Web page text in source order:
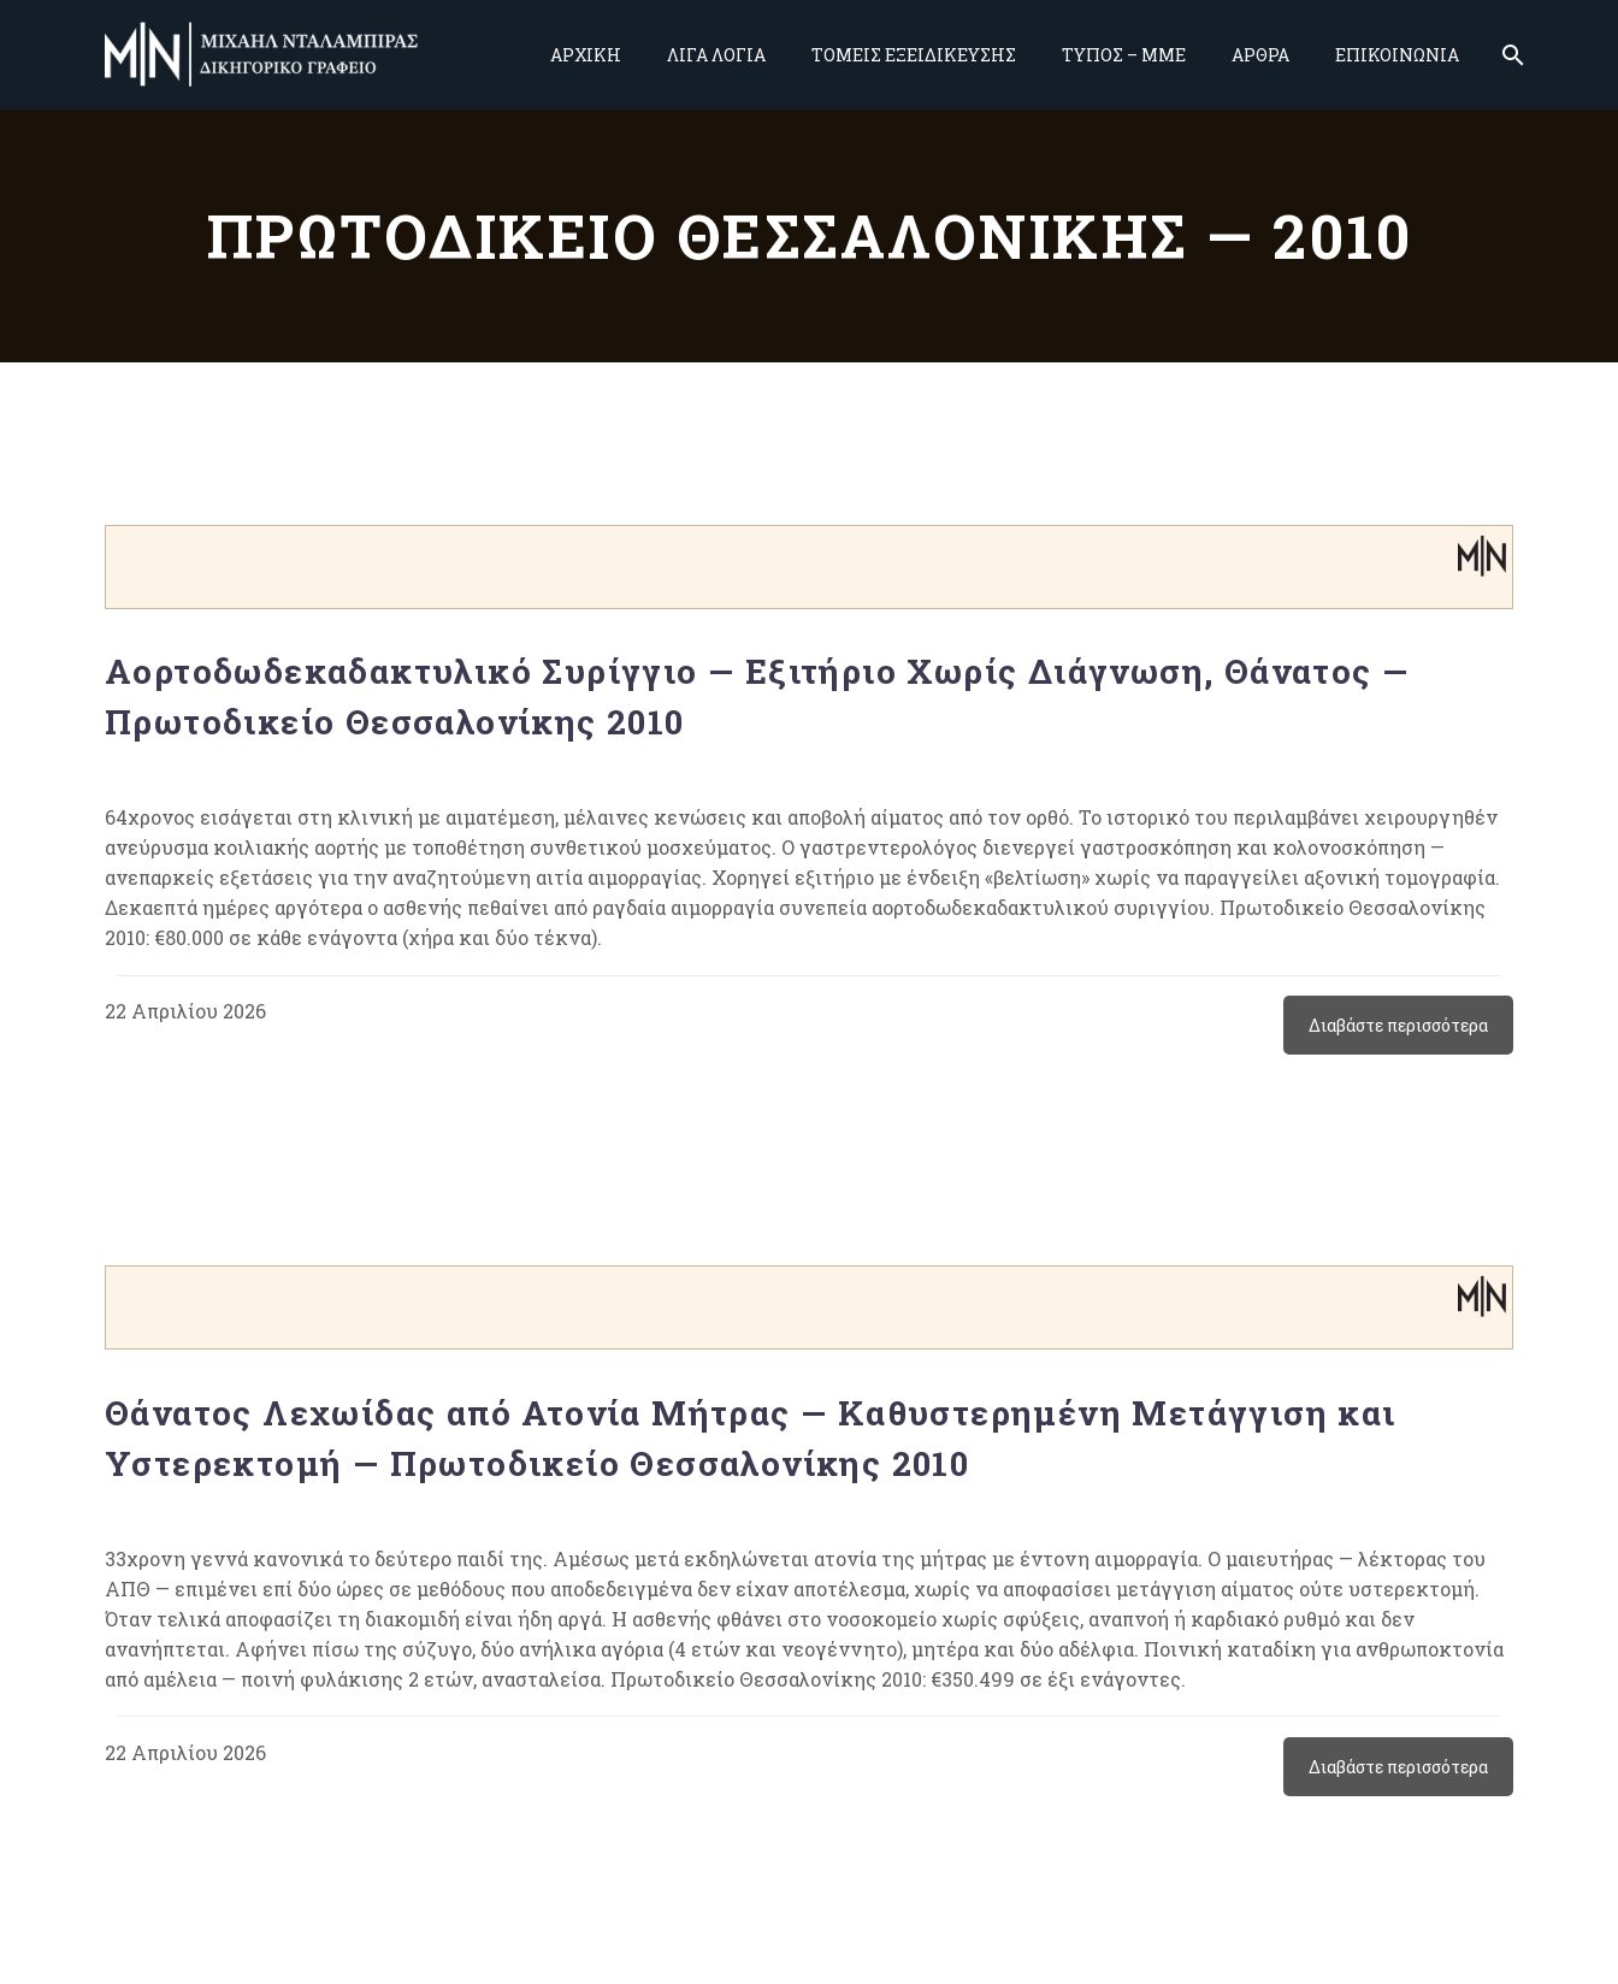
ΑΡΧΙΚΗ ΛΙΓΑ ΛΟΓΙΑ ΤΟΜΕΙΣ ΕΞΕΙΔΙΚΕΥΣΗΣ ΤΥΠΟΣ – ΜΜΕ ΑΡΘΡΑ ΕΠΙΚΟΙΝΩΝΙΑ
ΠΡΩΤΟΔΙΚΕΊΟ ΘΕΣΣΑΛΟΝΊΚΗΣ — 2010
Αορτοδωδεκαδακτυλικό Συρίγγιο — Εξιτήριο Χωρίς Διάγνωση, Θάνατος —
Πρωτοδικείο Θεσσαλονίκης 2010
64χρονος εισάγεται στη κλινική με αιματέμεση, μέλαινες κενώσεις και αποβολή αίματος από τον ορθό. Το ιστορικό του περιλαμβάνει χειρουργηθέν
ανεύρυσμα κοιλιακής αορτής με τοποθέτηση συνθετικού μοσχεύματος. Ο γαστρεντερολόγος διενεργεί γαστροσκόπηση και κολονοσκόπηση —
ανεπαρκείς εξετάσεις για την αναζητούμενη αιτία αιμορραγίας. Χορηγεί εξιτήριο με ένδειξη «βελτίωση» χωρίς να παραγγείλει αξονική τομογραφία.
Δεκαεπτά ημέρες αργότερα ο ασθενής πεθαίνει από ραγδαία αιμορραγία συνεπεία αορτοδωδεκαδακτυλικού συριγγίου. Πρωτοδικείο Θεσσαλονίκης
2010: €80.000 σε κάθε ενάγοντα (χήρα και δύο τέκνα).
22 Απριλίου 2026
Διαβάστε περισσότερα
Θάνατος Λεχωίδας από Ατονία Μήτρας — Καθυστερημένη Μετάγγιση και
Υστερεκτομή — Πρωτοδικείο Θεσσαλονίκης 2010
33χρονη γεννά κανονικά το δεύτερο παιδί της. Αμέσως μετά εκδηλώνεται ατονία της μήτρας με έντονη αιμορραγία. Ο μαιευτήρας — λέκτορας του
ΑΠΘ — επιμένει επί δύο ώρες σε μεθόδους που αποδεδειγμένα δεν είχαν αποτέλεσμα, χωρίς να αποφασίσει μετάγγιση αίματος ούτε υστερεκτομή.
Όταν τελικά αποφασίζει τη διακομιδή είναι ήδη αργά. Η ασθενής φθάνει στο νοσοκομείο χωρίς σφύξεις, αναπνοή ή καρδιακό ρυθμό και δεν
ανανήπτεται. Αφήνει πίσω της σύζυγο, δύο ανήλικα αγόρια (4 ετών και νεογέννητο), μητέρα και δύο αδέλφια. Ποινική καταδίκη για ανθρωποκτονία
από αμέλεια — ποινή φυλάκισης 2 ετών, ανασταλείσα. Πρωτοδικείο Θεσσαλονίκης 2010: €350.499 σε έξι ενάγοντες.
22 Απριλίου 2026
Διαβάστε περισσότερα